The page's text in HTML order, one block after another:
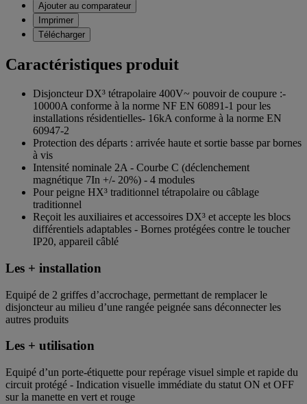
Ajouter au comparateur
Imprimer
Télécharger
Caractéristiques produit
Disjoncteur DX³ tétrapolaire 400V~ pouvoir de coupure :-
10000A conforme à la norme NF EN 60891-1 pour les
installations résidentielles- 16kA conforme à la norme EN
60947-2
Protection des départs : arrivée haute et sortie basse par bornes
à vis
Intensité nominale 2A - Courbe C (déclenchement
magnétique 7In +/- 20%) - 4 modules
Pour peigne HX³ traditionnel tétrapolaire ou câblage
traditionnel
Reçoit les auxiliaires et accessoires DX³ et accepte les blocs
différentiels adaptables - Bornes protégées contre le toucher
IP20, appareil câblé
Les + installation
Equipé de 2 griffes d’accrochage, permettant de remplacer le
disjoncteur au milieu d’une rangée peignée sans déconnecter les
autres produits
Les + utilisation
Equipé d’un porte-étiquette pour repérage visuel simple et rapide du
circuit protégé - Indication visuelle immédiate du statut ON et OFF
sur la manette en vert et rouge